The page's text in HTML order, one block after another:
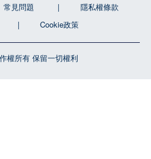
權所有 保留一切權利
常見問題
隱私權條款
Cookie政策